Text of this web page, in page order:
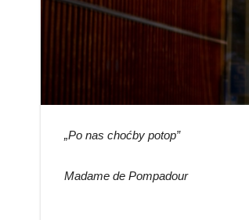
„Po nas choćby potop”
Madame de Pompadour